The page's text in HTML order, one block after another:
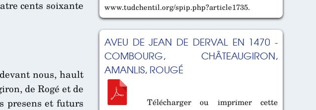
www.tudchentil.org/spip.php?article1735.
AVEU DE JEAN DE DERVAL EN 1470 -
COMBOURG, CHÂTEAUGIRON,
AMANLIS, ROUGÉ
Télécharger ou imprimer cette
cents soixante
nous, hault
de Rogé et de
presens et futurs